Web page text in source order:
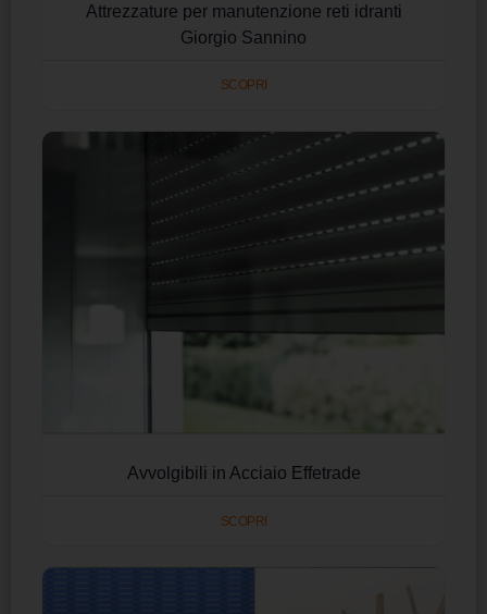
Attrezzature per manutenzione reti idranti
Giorgio Sannino
SCOPRI
Avvolgibili in Acciaio Effetrade
SCOPRI